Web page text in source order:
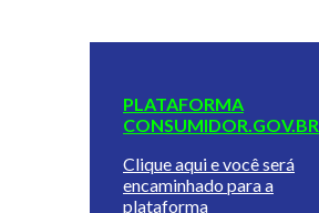
PLATAFORMA
CONSUMIDOR.GOV.BR
Clique aqui e você será
encaminhado para a
plataforma